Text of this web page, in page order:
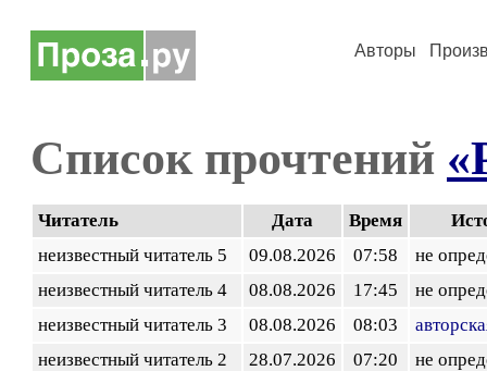
Авторы
Список прочтений
Читатель Дата Время
неизвестный читатель 5
09.08.2026 07:58
не
неизвестный читатель 4
08.08.2026 17:45
не
неизвестный читатель 3
08.08.2026 08:03
неизвестный читатель 2
28.07.2026 07:20
не